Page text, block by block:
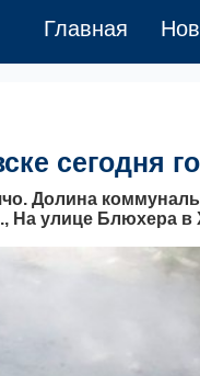
Главная
сегодня
Долина
На улице Блюхера в